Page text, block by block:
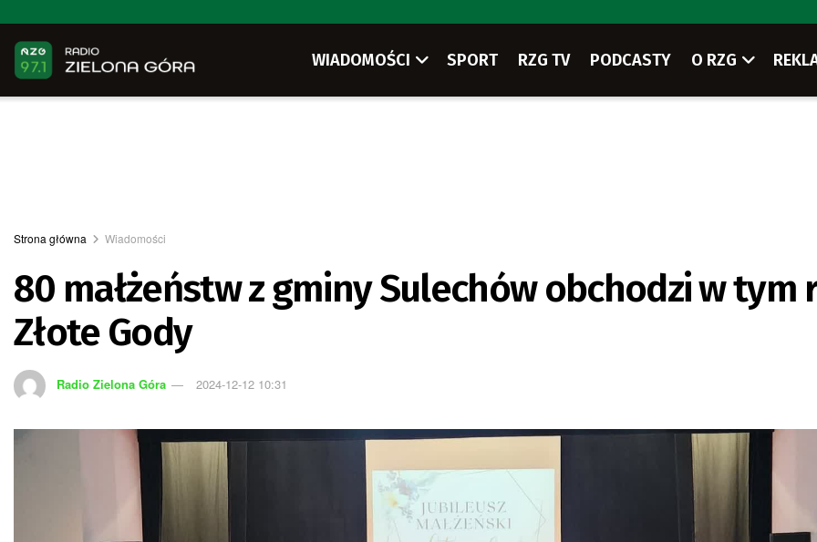
WIADOMOŚCI SPORT RZG TV PODCASTY O RZG
Strona główna Wiadomości
80 małżeństw z gminy Sulechów obchodzi w tym
Złote Gody
Radio Zielona Góra 2024-12-12 10:31